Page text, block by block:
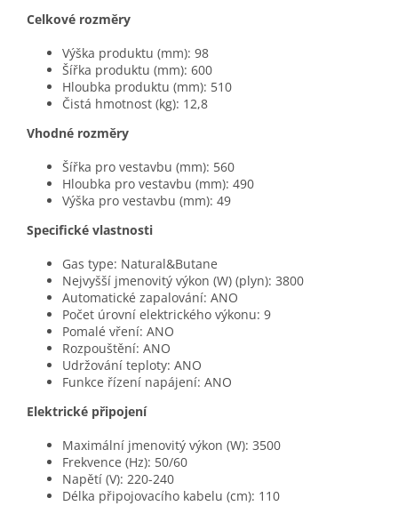
Celkové rozměry
Výška produktu (mm): 98
Šířka produktu (mm): 600
Hloubka produktu (mm): 510
Čistá hmotnost (kg): 12,8
Vhodné rozměry
Šířka pro vestavbu (mm): 560
Hloubka pro vestavbu (mm): 490
Výška pro vestavbu (mm): 49
Specifické vlastnosti
Gas type: Natural&Butane
Nejvyšší jmenovitý výkon (W) (plyn): 3800
Automatické zapalování: ANO
Počet úrovní elektrického výkonu: 9
Pomalé vření: ANO
Rozpouštění: ANO
Udržování teploty: ANO
Funkce řízení napájení: ANO
Elektrické připojení
Maximální jmenovitý výkon (W): 3500
Frekvence (Hz): 50/60
Napětí (V): 220-240
Délka připojovacího kabelu (cm): 110